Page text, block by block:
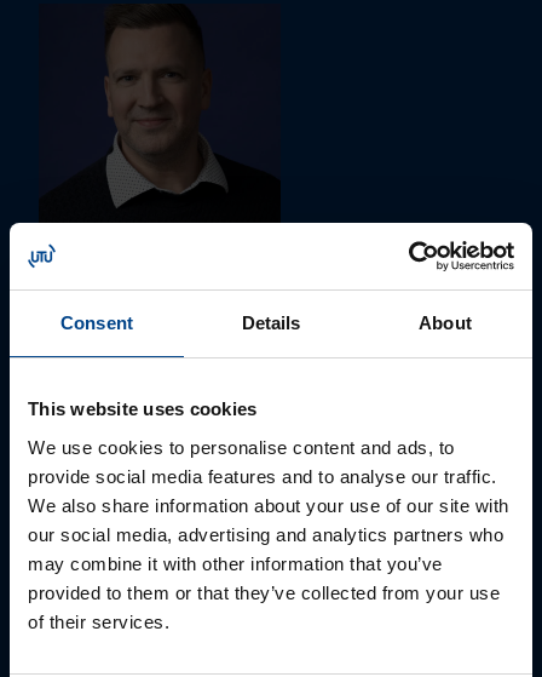
Consent Details About
This website uses cookies
We use cookies to personalise content and ads, to
provide social media features and to analyse our traffic.
We also share information about your use of our site with
our social media, advertising and analytics partners who
may combine it with other information that you’ve
provided to them or that they’ve collected from your use
of their services.
ALUEMYYNTIPÄÄLLIKKÖ, LÄNSI-SUOMI
Jussi Pernaa
+358 50 596 7006
jussi.pernaa@utu.eu